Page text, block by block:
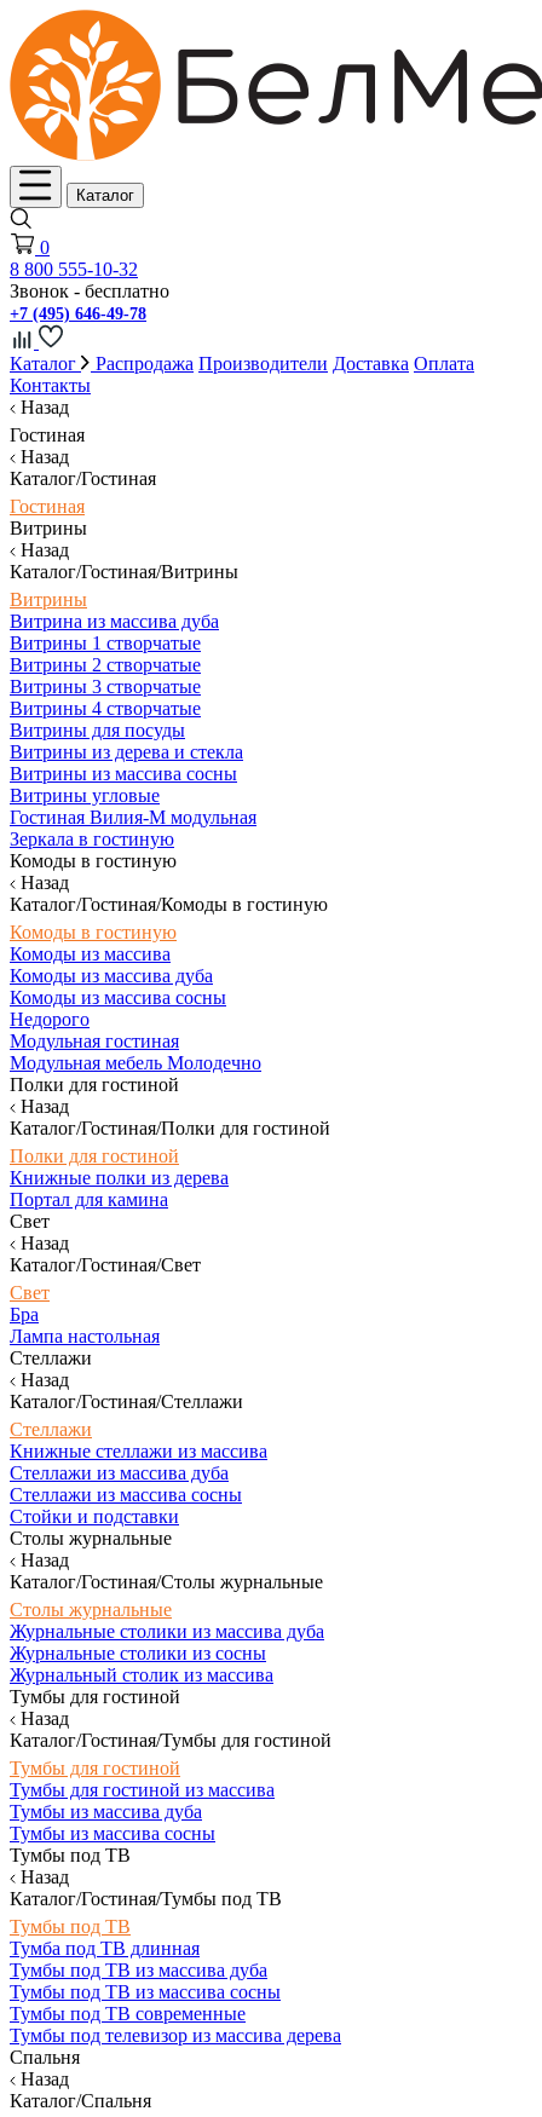
Каталог
0
8 800 555-10-32
Звонок - бесплатно
+7 (495) 646-49-78
Каталог Распродажа Производители Доставка Оплата
Контакты
Назад
Гостиная
Назад
Каталог/Гостиная
Гостиная
Витрины
Назад
Каталог/Гостиная/Витрины
Витрины
Витрина из массива дуба
Витрины 1 створчатые
Витрины 2 створчатые
Витрины 3 створчатые
Витрины 4 створчатые
Витрины для посуды
Витрины из дерева и стекла
Витрины из массива сосны
Витрины угловые
Гостиная Вилия-М модульная
Зеркала в гостиную
Комоды в гостиную
Назад
Каталог/Гостиная/Комоды в гостиную
Комоды в гостиную
Комоды из массива
Комоды из массива дуба
Комоды из массива сосны
Недорого
Модульная гостиная
Модульная мебель Молодечно
Полки для гостиной
Назад
Каталог/Гостиная/Полки для гостиной
Полки для гостиной
Книжные полки из дерева
Портал для камина
Свет
Назад
Каталог/Гостиная/Свет
Свет
Бра
Лампа настольная
Стеллажи
Назад
Каталог/Гостиная/Стеллажи
Стеллажи
Книжные стеллажи из массива
Стеллажи из массива дуба
Стеллажи из массива сосны
Стойки и подставки
Столы журнальные
Назад
Каталог/Гостиная/Столы журнальные
Столы журнальные
Журнальные столики из массива дуба
Журнальные столики из сосны
Журнальный столик из массива
Тумбы для гостиной
Назад
Каталог/Гостиная/Тумбы для гостиной
Тумбы для гостиной
Тумбы для гостиной из массива
Тумбы из массива дуба
Тумбы из массива сосны
Тумбы под ТВ
Назад
Каталог/Гостиная/Тумбы под ТВ
Тумбы под ТВ
Тумба под ТВ длинная
Тумбы под ТВ из массива дуба
Тумбы под ТВ из массива сосны
Тумбы под ТВ современные
Тумбы под телевизор из массива дерева
Спальня
Назад
Каталог/Спальня